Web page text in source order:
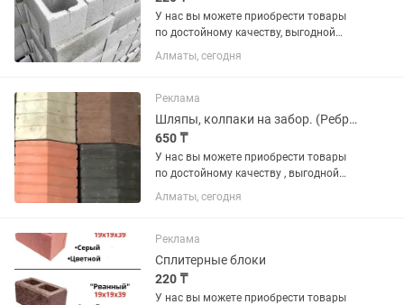
У нас вы можете приобрести товары
по достойному качеству, выгодной
цене и по гарантии. В наличии имеются
различные виды на «БРУСЧАТКА» ,
(мрамор)», «ПЛИТКА» ,...
Алматы, сегодня
Реклама
Шляпы, колпаки на забор. (Ребристая, гладкая, медуза)
650 ₸
У нас вы можете приобрести товары
по достойному качеству , выгодной
цене и по гарантии. В наличии имеются
различные виды на «БРУСЧАТКА» ,
(мрамор)» , «ПЛИТКА» ,...
Алматы, сегодня
Реклама
Сплитерные блоки
220 ₸
У нас вы можете приобрести товары